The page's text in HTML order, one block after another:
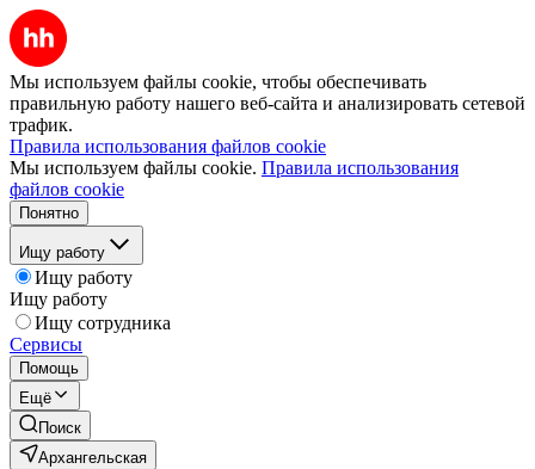
Мы используем файлы cookie, чтобы обеспечивать
правильную работу нашего веб-сайта и анализировать сетевой
трафик.
Правила использования файлов cookie
Мы используем файлы cookie. Правила использования
файлов cookie
Понятно
Ищу работу
Ищу работу
Ищу работу
Ищу сотрудника
Сервисы
Помощь
Ещё
Поиск
Архангельская